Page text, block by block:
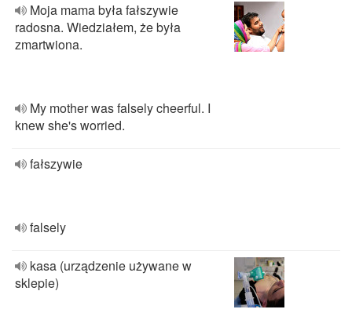
Moja mama była fałszywie
radosna. Wiedziałem, że była
zmartwiona.
My mother was falsely cheerful. I
knew she's worried.
fałszywie
falsely
kasa (urządzenie używane w
sklepie)